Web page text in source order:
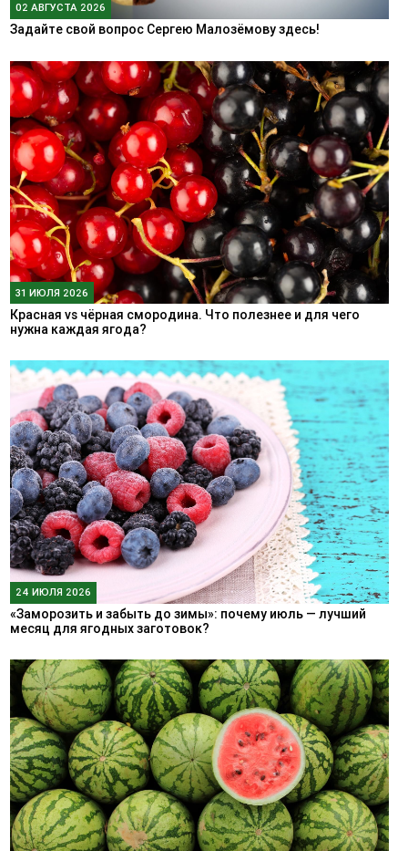
02 АВГУСТА 2026
Задайте свой вопрос Сергею Малозёмову здесь!
31 ИЮЛЯ 2026
Красная vs чёрная смородина. Что полезнее и для чего
нужна каждая ягода?
24 ИЮЛЯ 2026
«Заморозить и забыть до зимы»: почему июль — лучший
месяц для ягодных заготовок?